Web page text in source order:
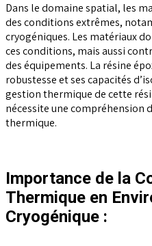
Dans le domaine spatial, les
des conditions extrêmes,
cryogéniques. Les matériaux
ces conditions, mais aussi
des équipements. La résine
robustesse et ses capacités
gestion thermique de cette
nécessite une compréhension
thermique.
Importance de la
Thermique en
Cryogénique :